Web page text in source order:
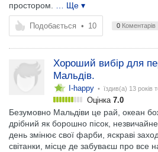
простором.
… Ще ▾
Подобається • 10 0 Коментарів
Хороший вибір для
Мальдів.
I-happy • їздив(а) 13 років
Оцінка 7.0
Безумовно Мальдіви це рай, океан
дрібний як борошно пісок,
день змінює свої фарби, яскраві
світанки, місце де забуваєш про все на